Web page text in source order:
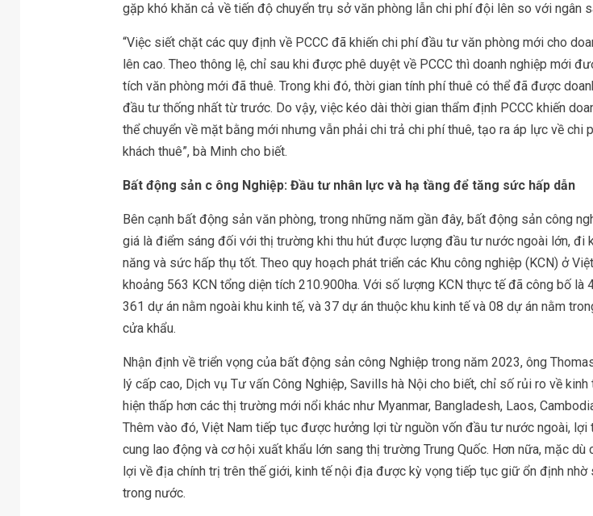
gặp khó khăn cả về tiến độ chuyển trụ sở văn phòng lẫn chi phí đội lên so với ngân
“Việc siết chặt các quy định về PCCC đã khiến chi phí đầu tư văn phòng mới cho
lên cao. Theo thông lệ, chỉ sau khi được phê duyệt về PCCC thì doanh nghiệp mới
tích văn phòng mới đã thuê. Trong khi đó, thời gian tính phí thuê có thể đã được
đầu tư thống nhất từ trước. Do vậy, việc kéo dài thời gian thẩm định PCCC khiến
thể chuyển về mặt bằng mới nhưng vẫn phải chi trả chi phí thuê, tạo ra áp lực về chi
khách thuê”, bà Minh cho biết.
Bất động sản c ông Nghiệp: Đầu tư nhân lực và hạ tầng để tăng sức hấp dẫn
Bên cạnh bất động sản văn phòng, trong những năm gần đây, bất động sản công
giá là điểm sáng đối với thị trường khi thu hút được lượng đầu tư nước ngoài lớn, đi
năng và sức hấp thụ tốt. Theo quy hoạch phát triển các Khu công nghiệp (KCN) ở
khoảng 563 KCN tổng diện tích 210.900ha. Với số lượng KCN thực tế đã công bố là
361 dự án nằm ngoài khu kinh tế, và 37 dự án thuộc khu kinh tế và 08 dự án nằm
cửa khẩu.
Nhận định về triển vọng của bất động sản công Nghiệp trong năm 2023, ông
lý cấp cao, Dịch vụ Tư vấn Công Nghiệp, Savills hà Nội cho biết, chỉ số rủi ro về kinh
hiện thấp hơn các thị trường mới nổi khác như Myanmar, Bangladesh, Laos,
Thêm vào đó, Việt Nam tiếp tục được hưởng lợi từ nguồn vốn đầu tư nước ngoài, lợi
cung lao động và cơ hội xuất khẩu lớn sang thị trường Trung Quốc. Hơn nữa, mặc dù
lợi về địa chính trị trên thế giới, kinh tế nội địa được kỳ vọng tiếp tục giữ ổn định nhờ
trong nước.